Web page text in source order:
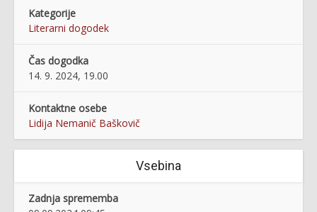
Kategorije
Literarni dogodek
Čas dogodka
14. 9. 2024, 19.00
Kontaktne osebe
Lidija Nemanič Baškovič
Vsebina
Zadnja sprememba